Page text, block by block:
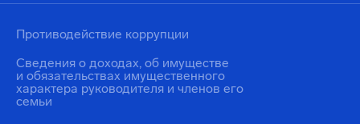
Противодействие коррупции
Сведения о доходах, об имуществе
и обязательствах имущественного
характера руководителя и членов его
семьи